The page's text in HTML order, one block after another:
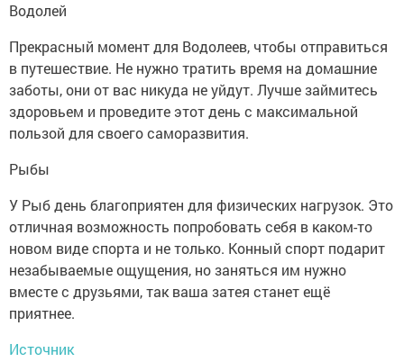
Водолей
Прекрасный момент для Водолеев, чтобы отправиться
в путешествие. Не нужно тратить время на домашние
заботы, они от вас никуда не уйдут. Лучше займитесь
здоровьем и проведите этот день с максимальной
пользой для своего саморазвития.
Рыбы
У Рыб день благоприятен для физических нагрузок. Это
отличная возможность попробовать себя в каком-то
новом виде спорта и не только. Конный спорт подарит
незабываемые ощущения, но заняться им нужно
вместе с друзьями, так ваша затея станет ещё
приятнее.
Источник